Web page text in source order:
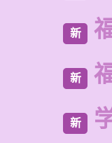
新
新
新